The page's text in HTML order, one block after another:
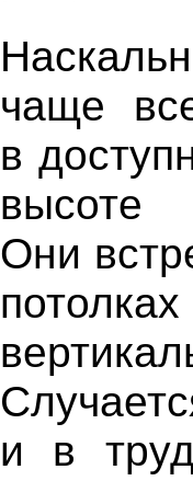
чаще
в
высоте
Они
и в